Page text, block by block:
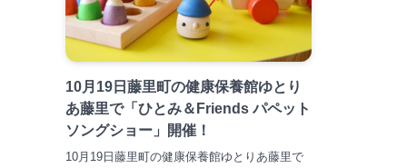
10月19日藤里町の健康保養館ゆとり
あ藤里で「ひとみ＆Friends パペット
ソングショー」開催！
10月19日藤里町の健康保養館ゆとりあ藤里で